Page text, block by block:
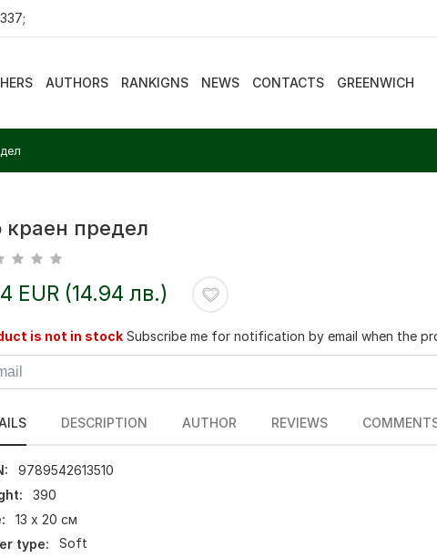
AUTHORS RANKIGNS NEWS CONTACTS GREENWICH
краен предел
EUR (14.94 лв.)
is not in stock Subscribe me for notification by email when the
DESCRIPTION AUTHOR REVIEWS
9789542613510
390
13 х 20 см
type:
Soft